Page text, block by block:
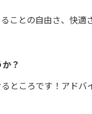
ことの自由さ、快適
？
ところです！アドバ